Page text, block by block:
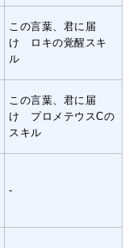
この言葉、君に届
け ロキの覚醒スキ
ル
この言葉、君に届
け プロメテウスCの
スキル
-